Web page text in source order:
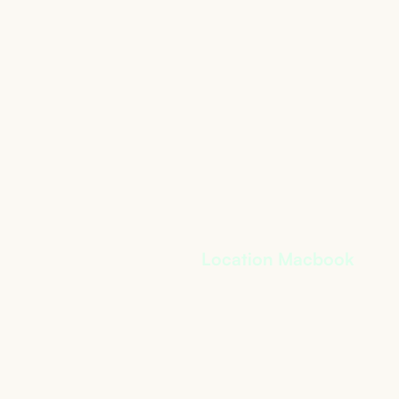
Location Macbook